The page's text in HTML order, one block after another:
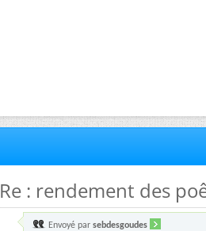
Re : rendement des
Envoyé par sebdesgoudes